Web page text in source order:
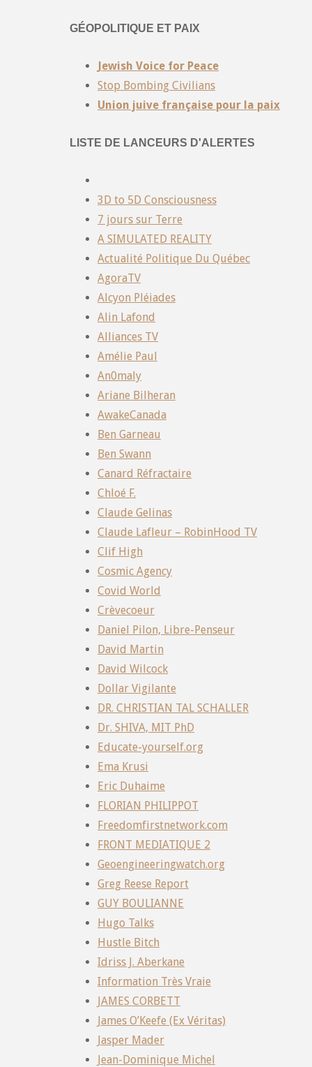
GÉOPOLITIQUE ET PAIX
Jewish Voice for Peace
Stop Bombing Civilians
Union juive française pour la paix
LISTE DE LANCEURS D'ALERTES
3D to 5D Consciousness
7 jours sur Terre
A SIMULATED REALITY
Actualité Politique Du Québec
AgoraTV
Alcyon Pléiades
Alin Lafond
Alliances TV
Amélie Paul
An0maly
Ariane Bilheran
AwakeCanada
Ben Garneau
Ben Swann
Canard Réfractaire
Chloé F.
Claude Gelinas
Claude Lafleur – RobinHood TV
Clif High
Cosmic Agency
Covid World
Crèvecoeur
Daniel Pilon, Libre-Penseur
David Martin
David Wilcock
Dollar Vigilante
DR. CHRISTIAN TAL SCHALLER
Dr. SHIVA, MIT PhD
Educate-yourself.org
Ema Krusi
Eric Duhaime
FLORIAN PHILIPPOT
Freedomfirstnetwork.com
FRONT MEDIATIQUE 2
Geoengineeringwatch.org
Greg Reese Report
GUY BOULIANNE
Hugo Talks
Hustle Bitch
Idriss J. Aberkane
Information Très Vraie
JAMES CORBETT
James O’Keefe (Ex Véritas)
Jasper Mader
Jean-Dominique Michel